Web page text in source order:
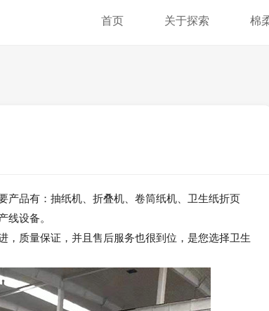
首页 关于探索 棉
产品有：抽纸机、折叠机、卷筒纸机、卫生纸折页
线设备。
，质量保证，并且售后服务也很到位，是您选择卫生